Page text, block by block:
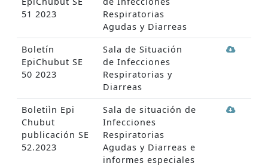
51 2023
Respiratorias
Agudas y Diarreas
Boletín
EpiChubut SE
50 2023
Sala de Situación
de Infecciones
Respiratorias y
Diarreas
Boletiìn Epi
Chubut
publicación SE
52.2023
Sala de situación de
Infecciones
Respiratorias
Agudas y Diarreas e
informes especiales